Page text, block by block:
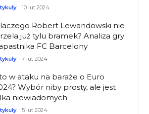
10 lut 2024
Robert Lewandowski nie
już tylu bramek? Analiza gry
FC Barcelony
7 lut 2024
w ataku na baraże o Euro
Wybór niby prosty, ale jest
niewiadomych
5 lut 2024